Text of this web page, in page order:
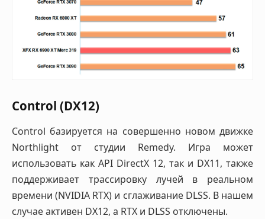
Control (DX12)
Control базируется на совершенно новом движке
Northlight от студии Remedy. Игра может
использовать как API DirectX 12, так и DX11, также
поддерживает трассировку лучей в реальном
времени (NVIDIA RTX) и сглаживание DLSS. В нашем
случае активен DX12, а RTX и DLSS отключены.